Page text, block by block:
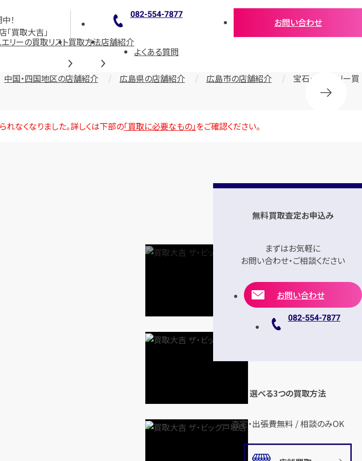
！
買取大吉」
082-554-7877
お問い合わせ
リーの買取リスト買取方法店舗紹介
よくある質問
中国・四国地区の店舗紹介 広島県の店舗紹介 広島市の店舗紹介
宝石・ジュエリー買
なくなりました。詳しくは下部の「買取に必要なもの」をご確認ください。
無料買取査定お申込み
まずはお気軽に
お問い合わせ・ご相談ください
お問い合わせ
082-554-7877
選べる3つの買取方法
査定・出張費無料 / 相談のみOK